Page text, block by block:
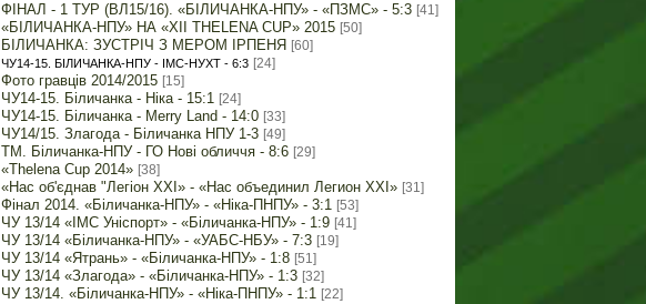
ФІНАЛ - 1 ТУР (ВЛ15/16). «БІЛИЧАНКА-НПУ» - «ПЗМС» - 5:3 [41]
«БІЛИЧАНКА-НПУ» НА «XII THELENA CUP» 2015 [50]
БІЛИЧАНКА: ЗУСТРІЧ З МЕРОМ ІРПЕНЯ [60]
ЧУ14-15. БІЛИЧАНКА-НПУ - ІМС-НУХТ - 6:3 [24]
Фото гравців 2014/2015 [15]
ЧУ14-15. Біличанка - Ніка - 15:1 [24]
ЧУ14-15. Біличанка - Merry Land - 14:0 [33]
ЧУ14/15. Злагода - Біличанка НПУ 1-3 [49]
ТМ. Біличанка-НПУ - ГО Нові обличчя - 8:6 [29]
«Thelena Cup 2014» [38]
«Нас об'єднав "Легіон XXI» - «Нас объединил Легион XXI» [31]
Фінал 2014. «Біличанка-НПУ» - «Ніка-ПНПУ» - 3:1 [53]
ЧУ 13/14 «ІМС Уніспорт» - «Біличанка-НПУ» - 1:9 [41]
ЧУ 13/14 «Біличанка-НПУ» - «УАБС-НБУ» - 7:3 [19]
ЧУ 13/14 «Ятрань» - «Біличанка-НПУ» - 1:8 [51]
ЧУ 13/14 «Злагода» - «Біличанка-НПУ» - 1:3 [32]
ЧУ 13/14. «Біличанка-НПУ» - «Ніка-ПНПУ» - 1:1 [22]